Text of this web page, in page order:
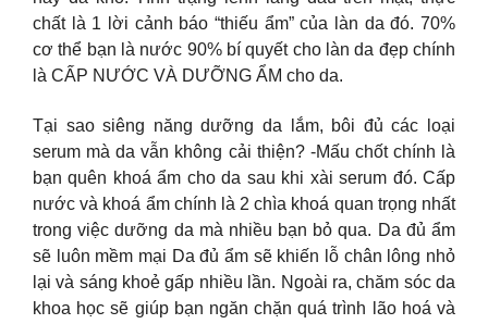
chất là 1 lời cảnh báo “thiếu ẩm” của làn da đó. 70%
cơ thể bạn là nước 90% bí quyết cho làn da đẹp chính
là CẤP NƯỚC VÀ DƯỠNG ẨM cho da.
Tại sao siêng năng dưỡng da lắm, bôi đủ các loại
serum mà da vẫn không cải thiện? -Mấu chốt chính là
bạn quên khoá ẩm cho da sau khi xài serum đó. Cấp
nước và khoá ẩm chính là 2 chìa khoá quan trọng nhất
trong việc dưỡng da mà nhiều bạn bỏ qua. Da đủ ẩm
sẽ luôn mềm mại Da đủ ẩm sẽ khiến lỗ chân lông nhỏ
lại và sáng khoẻ gấp nhiều lần. Ngoài ra, chăm sóc da
khoa học sẽ giúp bạn ngăn chặn quá trình lão hoá và